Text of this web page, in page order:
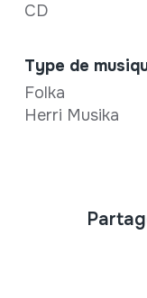
CD
Type de
Folka
Herri Musika